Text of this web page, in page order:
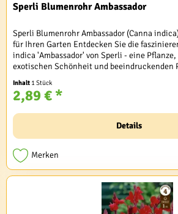
Sperli Blumenrohr Ambassador
Sperli Blumenrohr Ambassador (Canna
für Ihren Garten Entdecken Sie die
indica 'Ambassador' von Sperli - eine
exotischen Schönheit und beeindruckenden
Inhalt 1 Stück
2,89 € *
Details
Merken